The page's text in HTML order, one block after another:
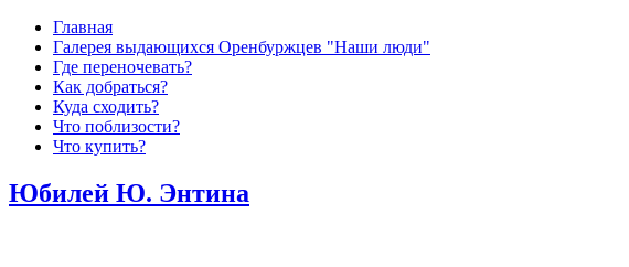
Главная
Галерея выдающихся Оренбуржцев "Наши люди"
Где переночевать?
Как добраться?
Куда сходить?
Что поблизости?
Что купить?
Юбилей Ю. Энтина